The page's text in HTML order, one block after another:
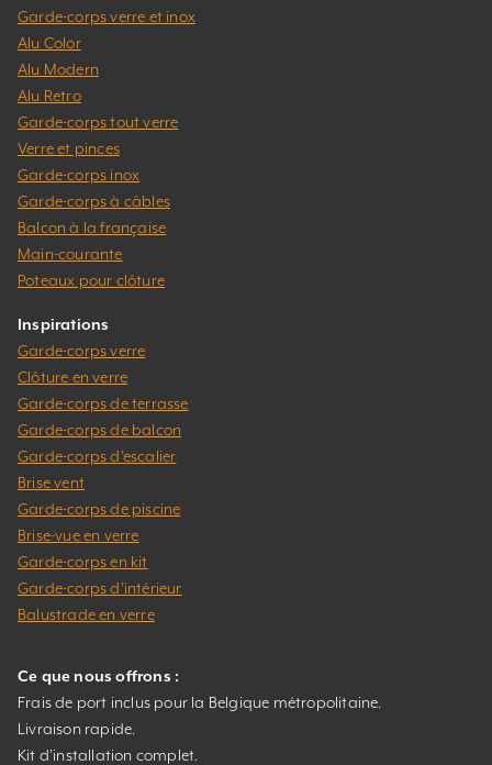
Garde-corps verre et inox
Alu Color
Alu Modern
Alu Retro
Garde-corps tout verre
Verre et pinces
Garde-corps inox
Garde-corps à câbles
Balcon à la française
Main-courante
Poteaux pour clôture
Inspirations
Garde-corps verre
Clôture en verre
Garde-corps de terrasse
Garde-corps de balcon
Garde-corps d’escalier
Brise vent
Garde-corps de piscine
Brise-vue en verre
Garde-corps en kit
Garde-corps d’intérieur
Balustrade en verre
Ce que nous offrons :
Frais de port inclus pour la Belgique métropolitaine.
Livraison rapide.
Kit d’installation complet.